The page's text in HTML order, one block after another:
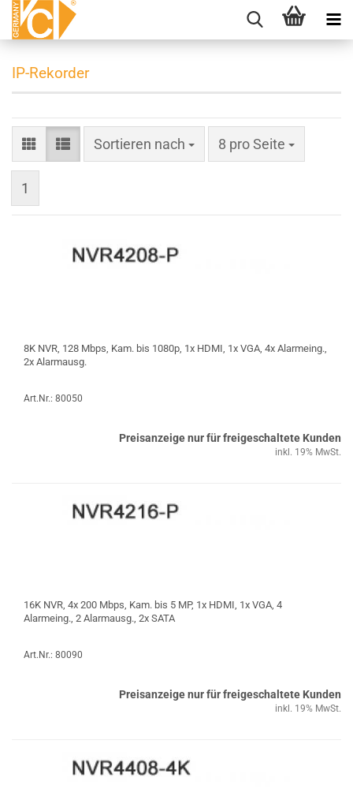
IP-Rekorder
Sortieren nach
Sortieren nach 8 pro Seite
pro Seite
1
8K NVR, 128 Mbps, Kam. bis 1080p, 1x HDMI, 1x VGA, 4x Alarmeing.,
2x Alarmausg.
Art.Nr.: 80050
Preisanzeige nur für freigeschaltete Kunden
inkl. 19% MwSt.
16K NVR, 4x 200 Mbps, Kam. bis 5 MP, 1x HDMI, 1x VGA, 4
Alarmeing., 2 Alarmausg., 2x SATA
Art.Nr.: 80090
Preisanzeige nur für freigeschaltete Kunden
inkl. 19% MwSt.